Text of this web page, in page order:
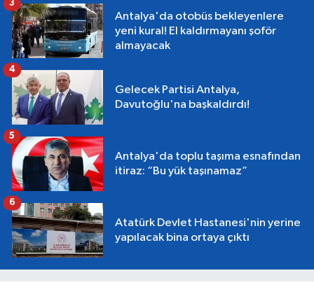
Antalya'da otobüs bekleyenlere
yeni kural! El kaldırmayanı şoför
almayacak
3
Gelecek Partisi Antalya,
Davutoğlu'na başkaldırdı!
4
Antalya'da toplu taşıma esnafından
itiraz: “Bu yük taşınamaz”
5
Atatürk Devlet Hastanesi'nin yerine
yapılacak bina ortaya çıktı
6